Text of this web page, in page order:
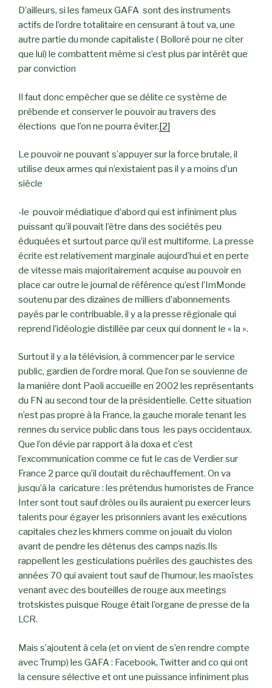
D’ailleurs, si les fameux GAFA sont des instruments
actifs de l’ordre totalitaire en censurant à tout va, une
autre partie du monde capitaliste ( Bolloré pour ne citer
que lui) le combattent même si c’est plus par intérêt que
par conviction
Il faut donc empêcher que se délite ce système de
prébende et conserver le pouvoir au travers des
élections que l’on ne pourra éviter.[2]
Le pouvoir ne pouvant s’appuyer sur la force brutale, il
utilise deux armes qui n’existaient pas il y a moins d’un
siècle
-le pouvoir médiatique d’abord qui est infiniment plus
puissant qu’il pouvait l’être dans des sociétés peu
éduquées et surtout parce qu’il est multiforme. La presse
écrite est relativement marginale aujourd’hui et en perte
de vitesse mais majoritairement acquise au pouvoir en
place car outre le journal de référence qu’est l’ImMonde
soutenu par des dizaines de milliers d’abonnements
payés par le contribuable, il y a la presse régionale qui
reprend l’idéologie distillée par ceux qui donnent le « la ».
Surtout il y a la télévision, à commencer par le service
public, gardien de l’ordre moral. Que l’on se souvienne de
la manière dont Paoli accueille en 2002 les représentants
du FN au second tour de la présidentielle. Cette situation
n’est pas propre à la France, la gauche morale tenant les
rennes du service public dans tous les pays occidentaux.
Que l’on dévie par rapport à la doxa et c’est
l’excommunication comme ce fut le cas de Verdier sur
France 2 parce qu’il doutait du réchauffement. On va
jusqu’à la caricature : les prétendus humoristes de France
Inter sont tout sauf drôles ou ils auraient pu exercer leurs
talents pour égayer les prisonniers avant les exécutions
capitales chez les khmers comme on jouait du violon
avant de pendre les détenus des camps nazis.Ils
rappellent les gesticulations puériles des gauchistes des
années 70 qui avaient tout sauf de l’humour, les maoïstes
venant avec des bouteilles de rouge aux meetings
trotskistes puisque Rouge était l’organe de presse de la
LCR.
Mais s’ajoutent à cela (et on vient de s’en rendre compte
avec Trump) les GAFA : Facebook, Twitter and co qui ont
la censure sélective et ont une puissance infiniment plus